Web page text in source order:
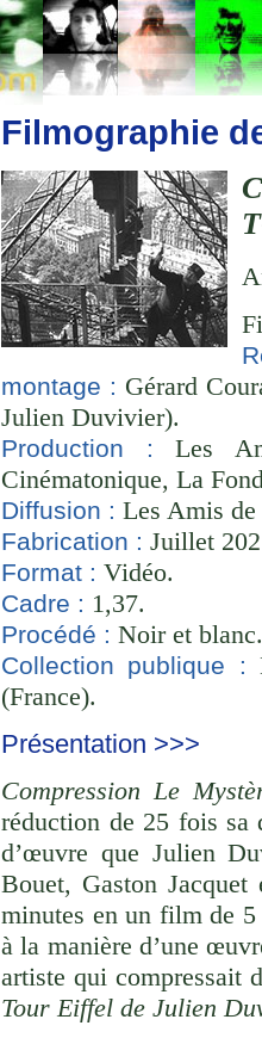
Filmographie
montage : Gérard
Julien Duvivier).
Production :
Les
Cinématonique, La
Diffusion : Les Amis
Fabrication : Juillet
Format : Vidéo.
Cadre : 1,37.
Procédé : Noir et
Collection publique :
(France).
Présentation >>>
Compression Le
réduction de 25 fois
d’œuvre que Julien
Bouet, Gaston
minutes en un film de
à la manière d’une
artiste qui compressait
Tour Eiffel de Julien